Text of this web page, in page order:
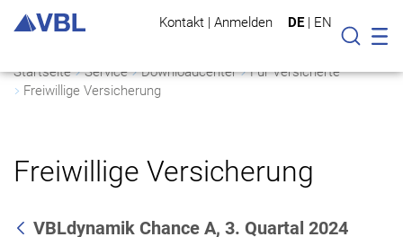
Kontakt | Anmelden DE | EN
Suche
Startseite Service Downloadcenter
Für Versicherte
Freiwillige Versicherung
Freiwillige Versicherung
VBLdynamik Chance A, 3. Quartal 2024